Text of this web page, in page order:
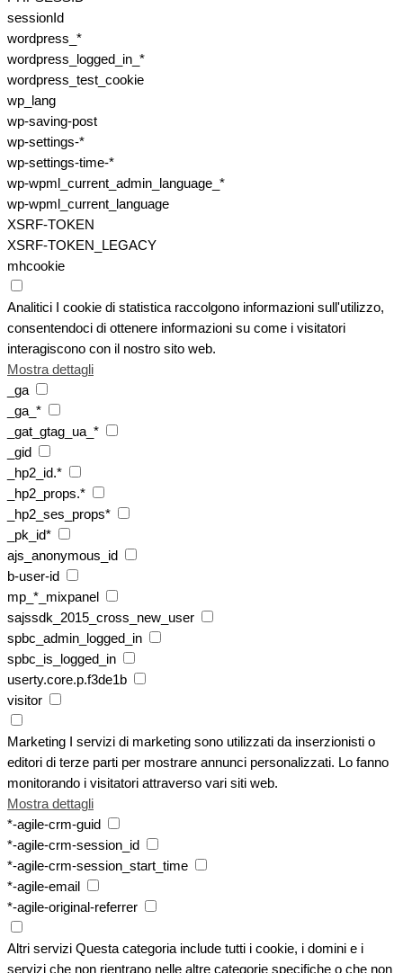
sessionId
wordpress_*
wordpress_logged_in_*
wordpress_test_cookie
wp_lang
wp-saving-post
wp-settings-*
wp-settings-time-*
wp-wpml_current_admin_language_*
wp-wpml_current_language
XSRF-TOKEN
XSRF-TOKEN_LEGACY
mhcookie
Analitici
I cookie di statistica raccolgono informazioni sull'utilizzo,
consentendoci di ottenere informazioni su come i visitatori
interagiscono con il nostro sito web.
Mostra dettagli
_ga
_ga_*
_gat_gtag_ua_*
_gid
_hp2_id.*
_hp2_props.*
_hp2_ses_props*
_pk_id*
ajs_anonymous_id
b-user-id
mp_*_mixpanel
sajssdk_2015_cross_new_user
spbc_admin_logged_in
spbc_is_logged_in
userty.core.p.f3de1b
visitor
Marketing
I servizi di marketing sono utilizzati da inserzionisti o
editori di terze parti per mostrare annunci personalizzati. Lo fanno
monitorando i visitatori attraverso vari siti web.
Mostra dettagli
*-agile-crm-guid
*-agile-crm-session_id
*-agile-crm-session_start_time
*-agile-email
*-agile-original-referrer
Altri servizi Questa categoria include tutti i cookie, i domini e i
servizi che non rientrano nelle altre categorie specifiche o che non